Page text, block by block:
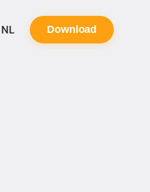
NL Download